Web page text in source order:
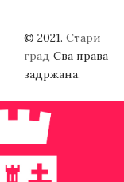
© 2021. Стари
град Сва права
задржана.